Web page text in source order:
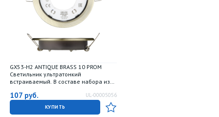
GX53-H2 ANTIQUE BRASS 10 PROM
Светильник ультратонкий
встраиваемый. В составе набора из
Картон. TM Uniel.
107 руб. UL-00005056
КУПИТЬ